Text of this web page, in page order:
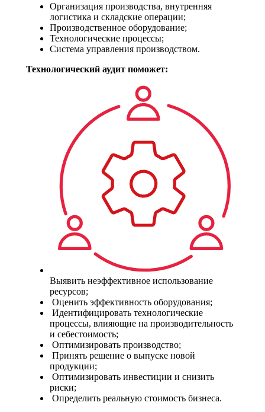
Организация производства, внутренняя
логистика и складские операции;
Производственное оборудование;
Технологические процессы;
Система управления производством.
Технологический аудит поможет:
Выявить неэффективное использование
ресурсов;
Оценить эффективность оборудования;
Идентифицировать технологические
процессы, влияющие на производительность
и себестоимость;
Оптимизировать производство;
Принять решение о выпуске новой
продукции;
Оптимизировать инвестиции и снизить
риски;
Определить реальную стоимость бизнеса.